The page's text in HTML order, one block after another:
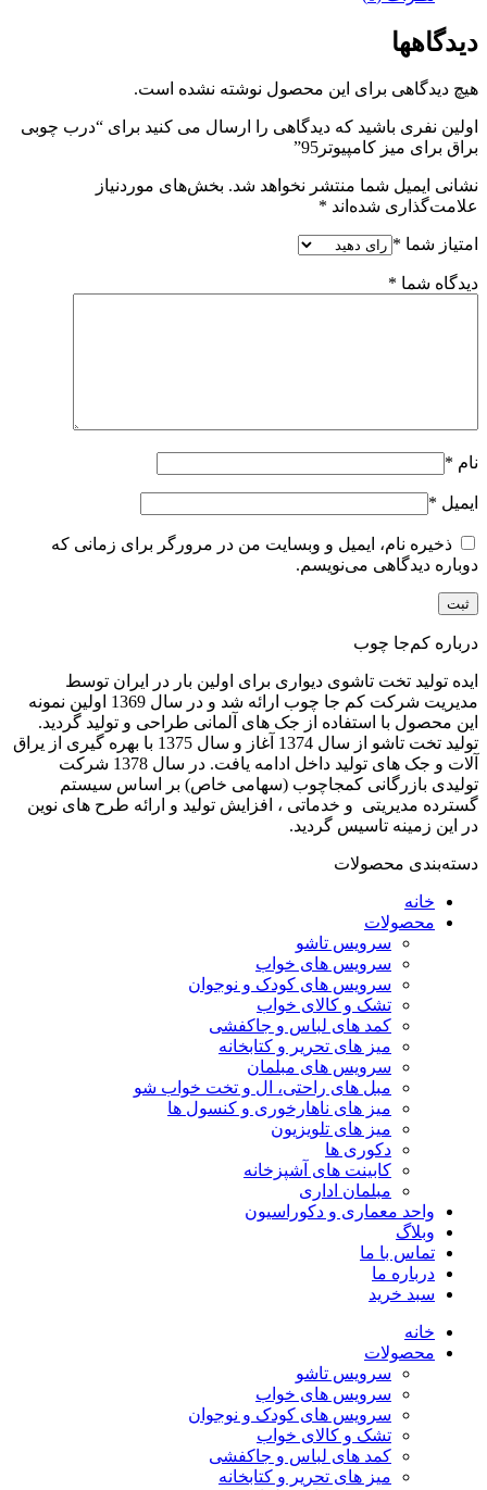
دیدگاهها
هیچ دیدگاهی برای این محصول نوشته نشده است.
اولین نفری باشید که دیدگاهی را ارسال می کنید برای “درب چوبی
براق برای میز کامپیوتر95”
نشانی ایمیل شما منتشر نخواهد شد. بخش‌های موردنیاز
علامت‌گذاری شده‌اند *
امتیاز شما *
دیدگاه شما *
نام *
ایمیل *
ذخیره نام، ایمیل و وبسایت من در مرورگر برای زمانی که
دوباره دیدگاهی می‌نویسم.
درباره کم‌جا چوب
ایده تولید تخت تاشوی دیواری برای اولین بار در ایران توسط
مدیریت شرکت کم جا چوب ارائه شد و در سال 1369 اولین نمونه
این محصول با استفاده از جک های آلمانی طراحی و تولید گردید.
تولید تخت تاشو از سال 1374 آغاز و سال 1375 با بهره گیری از یراق
آلات و جک های تولید داخل ادامه یافت. در سال 1378 شرکت
تولیدی بازرگانی کمجاچوب (سهامی خاص) بر اساس سیستم
گسترده مدیریتی و خدماتی ، افزایش تولید و ارائه طرح های نوین
در این زمینه تاسیس گردید.
دسته‌بندی محصولات
خانه
محصولات
سرویس تاشو
سرویس های خواب
سرویس های کودک و نوجوان
تشک و کالای خواب
کمد های لباس و جاکفشی
میز های تحریر و کتابخانه
سرویس های مبلمان
مبل های راحتی، ال و تخت خواب شو
میز های ناهارخوری و کنسول ها
میز های تلویزیون
دکوری ها
کابینت های آشپزخانه
مبلمان اداری
واحد معماری و دکوراسیون
وبلاگ
تماس با ما
درباره ما
سبد خرید
خانه
محصولات
سرویس تاشو
سرویس های خواب
سرویس های کودک و نوجوان
تشک و کالای خواب
کمد های لباس و جاکفشی
میز های تحریر و کتابخانه